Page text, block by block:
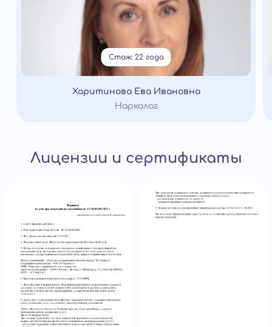
Стаж: 22 года
Харитинова Ева Ивановна
Нарколог
Лицензии и сертификаты